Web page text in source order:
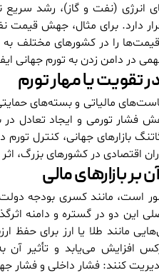
(نفت و گاز)، رشد سریع
قرار دارد. برای مثال، جهش
را در کشورهای مختلف
در دامن زدن به تورم جهانی
یا مهار تورم
مالیاتی و بسته‌های
فشار تورمی و ایجاد تعادل
بازارهای جهانی، کنترل
در کشورهای بزرگ،
بر بازارهای مالی
است، مانند کسری بودجه
دو در گستره و دامنه
مانند طلا یا ارز برای حفظ
افزایش می‌یابد و تأثیر
کنند: فشار داخلی و فشار